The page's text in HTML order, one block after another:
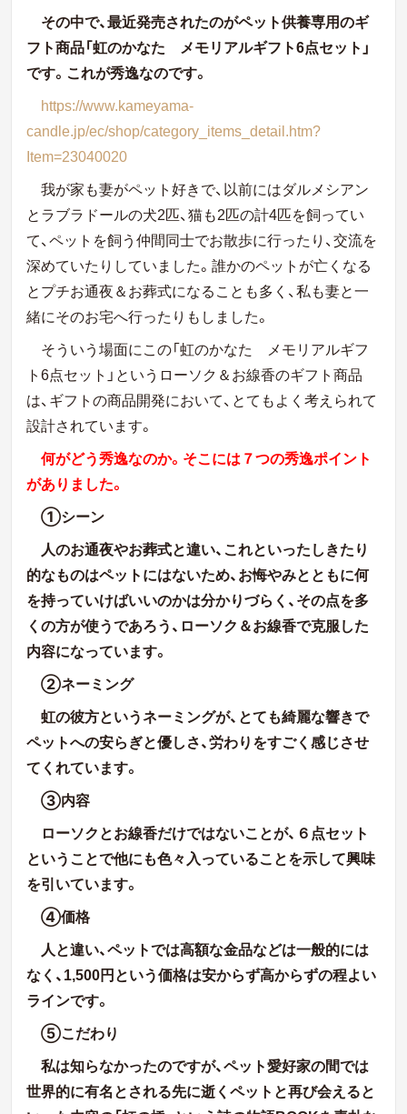
その中で、最近発売されたのがペット供養専用のギ
フト商品「虹のかなた メモリアルギフト6点セット」
です。これが秀逸なのです。
https://www.kameyama-
candle.jp/ec/shop/category_items_detail.htm?
Item=23040020
我が家も妻がペット好きで、以前にはダルメシアン
とラブラドールの犬2匹、猫も2匹の計4匹を飼ってい
て、ペットを飼う仲間同士でお散歩に行ったり、交流を
深めていたりしていました。誰かのペットが亡くなる
とプチお通夜＆お葬式になることも多く、私も妻と一
緒にそのお宅へ行ったりもしました。
そういう場面にこの「虹のかなた メモリアルギフ
ト6点セット」というローソク＆お線香のギフト商品
は、ギフトの商品開発において、とてもよく考えられて
設計されています。
何がどう秀逸なのか。そこには７つの秀逸ポイント
がありました。
①シーン
人のお通夜やお葬式と違い、これといったしきたり
的なものはペットにはないため、お悔やみとともに何
を持っていけばいいのかは分かりづらく、その点を多
くの方が使うであろう、ローソク＆お線香で克服した
内容になっています。
②ネーミング
虹の彼方というネーミングが、とても綺麗な響きで
ペットへの安らぎと優しさ、労わりをすごく感じさせ
てくれています。
③内容
ローソクとお線香だけではないことが、６点セット
ということで他にも色々入っていることを示して興味
を引いています。
④価格
人と違い、ペットでは高額な金品などは一般的には
なく、1,500円という価格は安からず高からずの程よい
ラインです。
⑤こだわり
私は知らなかったのですが、ペット愛好家の間では
世界的に有名とされる先に逝くペットと再び会えると